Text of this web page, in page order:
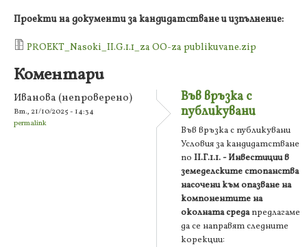
Проекти на документи за кандидатстване и изпълнение:
PROEKT_Nasoki_II.G.1.1_za OO-za publikuvane.zip
Коментари
Иванова (непроверено)
Вт., 21/10/2025 - 14:34
permalink
Във връзка с
публикувани
Във връзка с публикувани
Условия за кандидатстване
по II.Г.1.1. - Инвестиции в
земеделските стопанства
насочени към опазване на
компонентите на
околната средапредлагаме
да се направят следните
корекции: